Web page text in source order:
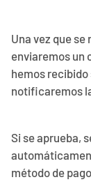
Una vez que
enviaremos un
hemos
notificaremos
Si se aprueba,
método de